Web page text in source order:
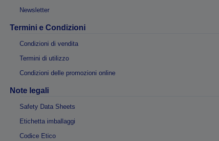
Newsletter
Termini e Condizioni
Condizioni di vendita
Termini di utilizzo
Condizioni delle promozioni online
Note legali
Safety Data Sheets
Etichetta imballaggi
Codice Etico